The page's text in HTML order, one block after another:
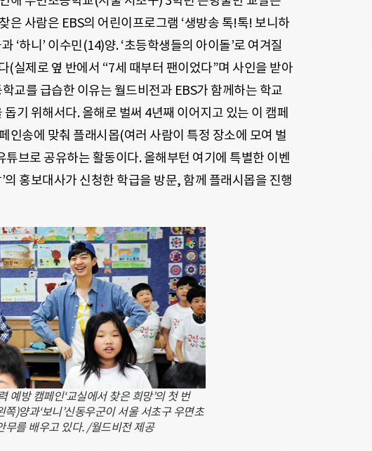
은 사람은 EBS의 어린이프로그램 ‘생방송 톡!톡! 보니하
‘하니’ 이수민(14)양. ‘초등학생들의 아이돌’로 여겨질
(실제로 옆 반에서 “7세 때부터 팬이었다”며 사인을 받아
교를 급습한 이유는 월드비전과 EBS가 함께하는 학교
기 위해서다. 올해로 벌써 4년째 이어지고 있는 이 캠페
인송에 맞춰 플래시몹(여러 사람이 특정 장소에 모여 벌
브로 공유하는 활동이다. 올해부턴 여기에 특별한 이벤
의 홍보대사가 신청한 학급을 방문, 함께 플래시몹을 진행
예방 캠페인‘교실에서 찾은 희망’의 첫 번
쪽)양과‘보니’신동우군이 서울 서초구 우면초
를 배우고 있다. /월드비전 제공